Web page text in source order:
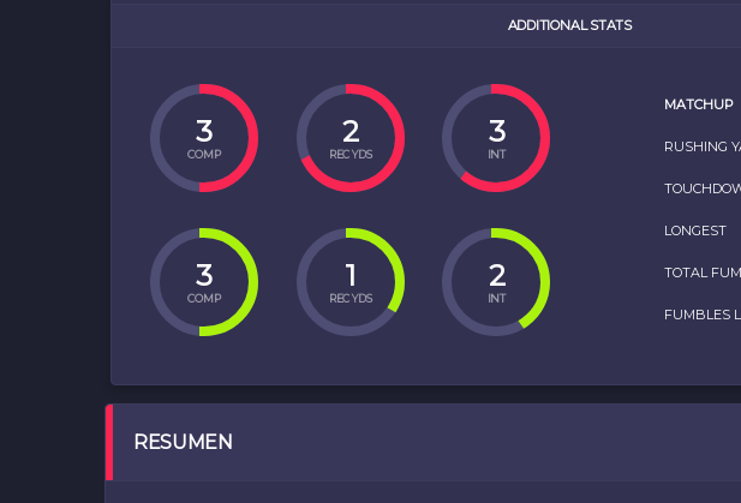
ADDITIONAL STATS
3
COMP
2
REC YDS
3
INT
3
COMP
1
REC YDS
2
INT
MATCHUP
RUSHING
LONGEST
TOTAL
FUMBLES
RESUMEN